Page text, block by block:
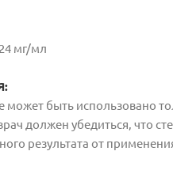
мг/мл
может быть использовано
должен убедиться, что
результата от